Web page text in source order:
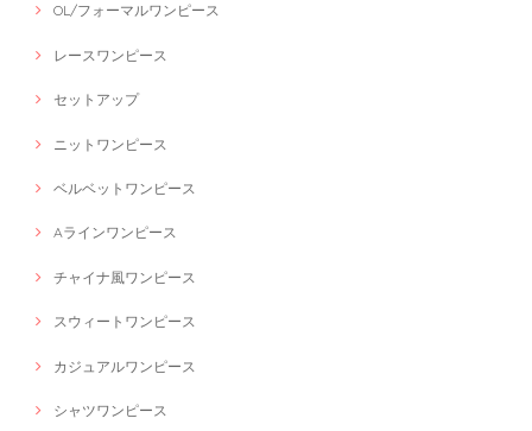
OL/フォーマルワンピース
レースワンピース
セットアップ
ニットワンピース
ベルベットワンピース
Aラインワンピース
チャイナ風ワンピース
スウィートワンピース
カジュアルワンピース
シャツワンピース